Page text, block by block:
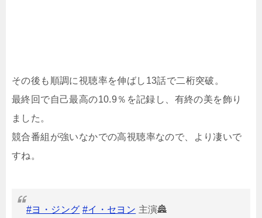
その後も順調に視聴率を伸ばし13話で二桁突破。
最終回で自己最高の10.9％を記録し、有終の美を飾り
ました。
競合番組が強いなかでの高視聴率なので、より凄いで
すね。
#ヨ・ジング #イ・セヨン 主演🏯